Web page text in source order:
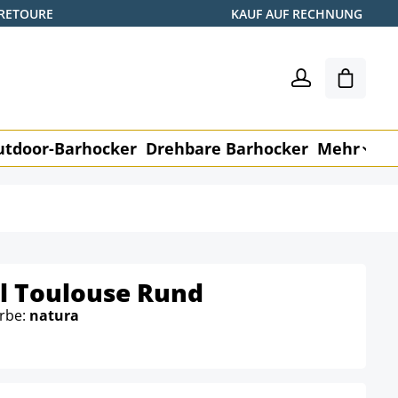
KAUF AUF RECHNUNG
Barhocker Drehbare Barhocker Mehr
Toulouse Rund
natura